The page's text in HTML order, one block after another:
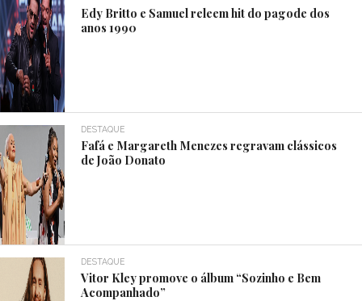
Edy Britto e Samuel releem hit do pagode dos
anos 1990
DESTAQUE
Fafá e Margareth Menezes regravam clássicos
de João Donato
DESTAQUE
Vitor Kley promove o álbum “Sozinho e Bem
Acompanhado”